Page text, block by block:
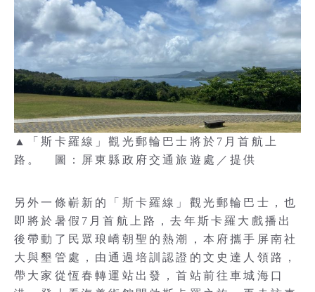
▲「斯卡羅線」觀光郵輪巴士將於7月首航上
路。 圖：屏東縣政府交通旅遊處／提供
另外一條嶄新的「斯卡羅線」觀光郵輪巴士，也
即將於暑假7月首航上路，去年斯卡羅大戲播出
後帶動了民眾琅嶠朝聖的熱潮，本府攜手屏南社
大與墾管處，由通過培訓認證的文史達人領路，
帶大家從恆春轉運站出發，首站前往車城海口